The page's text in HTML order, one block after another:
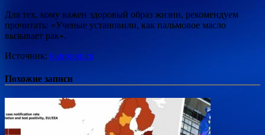
Для тех, кому важен здоровый образ жизни, рекомендуем
прочитать: «Ученые установили, как пальмовое масло
вызывает рак».
Источник: tourprom.ru
Похожие записи